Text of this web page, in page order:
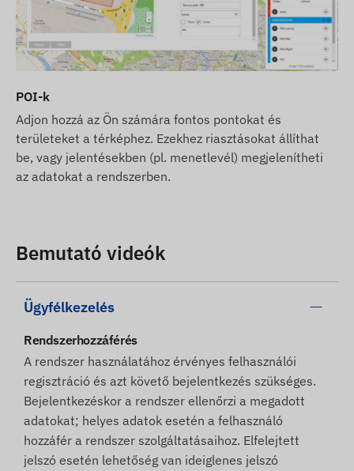
POI-k
Adjon hozzá az Ön számára fontos pontokat és
területeket a térképhez. Ezekhez riasztásokat állíthat
be, vagy jelentésekben (pl. menetlevél) megjelenítheti
az adatokat a rendszerben.
Bemutató videók
Ügyfélkezelés
Rendszerhozzáférés
A rendszer használatához érvényes felhasználói
regisztráció és azt követő bejelentkezés szükséges.
Bejelentkezéskor a rendszer ellenőrzi a megadott
adatokat; helyes adatok esetén a felhasználó
hozzáfér a rendszer szolgáltatásaihoz. Elfelejtett
jelszó esetén lehetőség van ideiglenes jelszó